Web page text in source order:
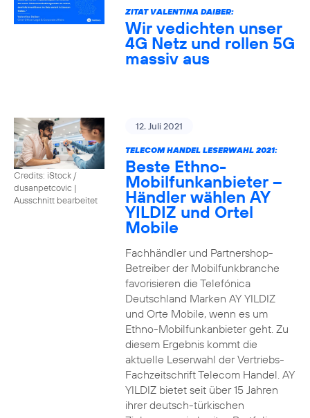
ZITAT VALENTINA DAIBER:
Wir vedichten unser
4G Netz und rollen 5G
massiv aus
Credits: iStock /
dusanpetcovic |
Ausschnitt bearbeitet
12. Juli 2021
TELECOM HANDEL LESERWAHL 2021:
Beste Ethno-
Mobilfunkanbieter –
Händler wählen AY
YILDIZ und Ortel
Mobile
Fachhändler und Partnershop-
Betreiber der Mobilfunkbranche
favorisieren die Telefónica
Deutschland Marken AY YILDIZ
und Orte Mobile, wenn es um
Ethno-Mobilfunkanbieter geht. Zu
diesem Ergebnis kommt die
aktuelle Leserwahl der Vertriebs-
Fachzeitschrift Telecom Handel. AY
YILDIZ bietet seit über 15 Jahren
ihrer deutsch-türkischen